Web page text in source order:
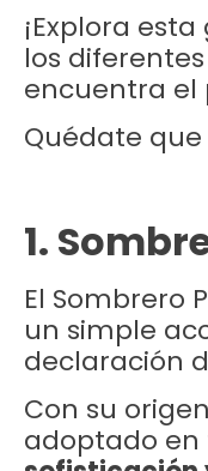
¡Explora
los
encuentra el
Quédate
1.
El Sombrero
un simple
declaración
Con su
adoptado en